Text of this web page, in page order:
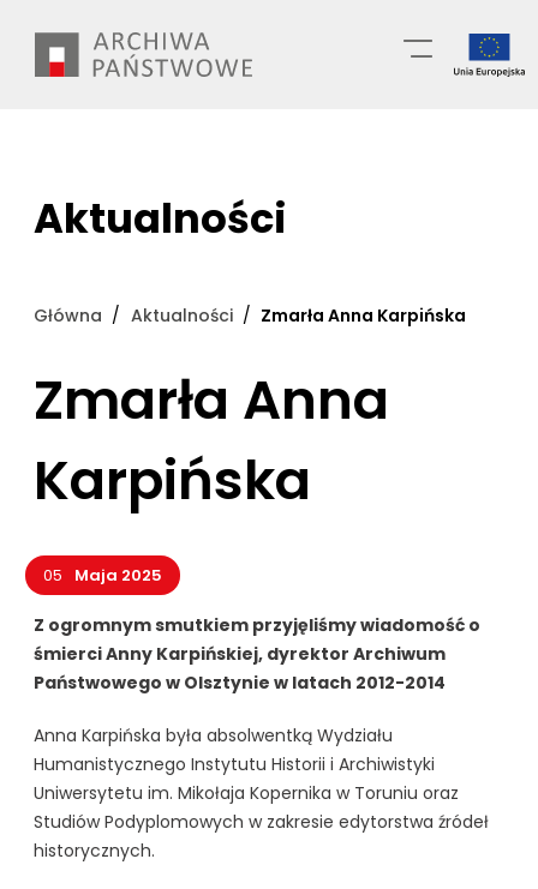
treści
Aktualności
Główna Aktualności Zmarła Anna Karpińska
Zmarła Anna
Karpińska
05 Maja 2025
Z ogromnym smutkiem przyjęliśmy wiadomość o
śmierci Anny Karpińskiej, dyrektor Archiwum
Państwowego w Olsztynie w latach 2012-2014
Anna Karpińska była absolwentką Wydziału
Humanistycznego Instytutu Historii i Archiwistyki
Uniwersytetu im. Mikołaja Kopernika w Toruniu oraz
Studiów Podyplomowych w zakresie edytorstwa źródeł
historycznych.